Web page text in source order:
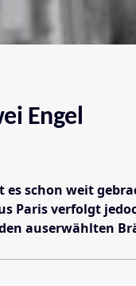
Engel
es schon weit
Paris verfolgt
auserwählten